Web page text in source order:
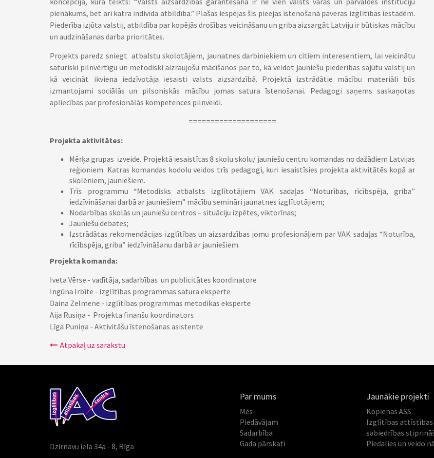
pienākums, bet arī katra indivīda atbildība.” Plašas iespējas šīs pieejas īstenošanā paveras izglītības iestādēm.
Piederība izjūta valstij, atbildība par kopējās drošības veicināšanu un griba aizsargāt Latviju ir būtiskas mācību
un audzināšanas darba prioritātes.
Projekts paredz sniegt atbalstu skolotājiem, jaunatnes darbiniekiem un citiem interesentiem, lai veicinātu
saturiski pilnvērtīgu un metodiski aizraujošu mācīšanos par to, kā veidot jauniešu piederības sajūtu valstij un
kā veicināt ikviena iedzīvotāja iesaisti valsts aizsardzībā. Projektā izstrādātie mācību materiāli būs
izmantojami sociālās un pilsoniskās mācību jomas satura īstenošanai. Pedagogi saņems saskaņotas
apliecības par profesionālās kompetences pilnveidi.
====================
Projekta aktivitātes:
Mērķa grupas izveide. Projektā iesaistītas 8 skolu skolu/ jauniešu centru komandas no dažādiem Latvijas
reģioniem. Katras komandas kodolu veidos trīs pedagogi, kuri iesaistīsies projekta aktivitātēs kopā ar
skolēniem, jauniešiem.
Trīs programmu “Metodisks atbalsts izglītotājiem VAK sadaļas “Noturības, rīcībspēja, griba”
iedzīvināšanai darbā ar jauniešiem” mācību semināri jaunatnes izglītotājiem;
Nodarbības skolās un jauniešu centros – situāciju izpētes, viktorīnas;
Jauniešu debates;
Izstrādātas rekomendācijas izglītības un aizsardzības jomu profesionāļiem par VAK sadaļas “Noturība,
rīcībspēja, griba” iedzīvināšanu darbā ar jauniešiem.
Projekta komanda:
Iveta Vērse - vadītāja, sadarbības un publicitātes koordinatore
Ingūna Irbīte - izglītības programmas satura eksperte
Daina Zelmene - izglītības programmas metodikas eksperte
Aija Rusiņa - Projekta finanšu koordinators
Līga Puniņa - Aktivitāšu īstenošanas asistente
Atpakaļ uz sarakstu
Dzirnavu iela 34a - 8, Rīga
Par mums
Mēs
Piedāvājam
Sadarbība
Gada pārskati
Jaunākie projekti
Kopienas ASS
Izglītības attīstības
sabiedrības
Piedalies un veido